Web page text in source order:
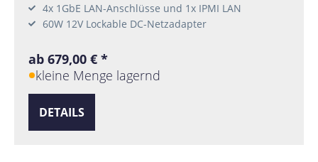
4x 1GbE LAN-Anschlüsse und 1x IPMI LAN
60W 12V Lockable DC-Netzadapter
ab 679,00 € *
kleine Menge lagernd
DETAILS